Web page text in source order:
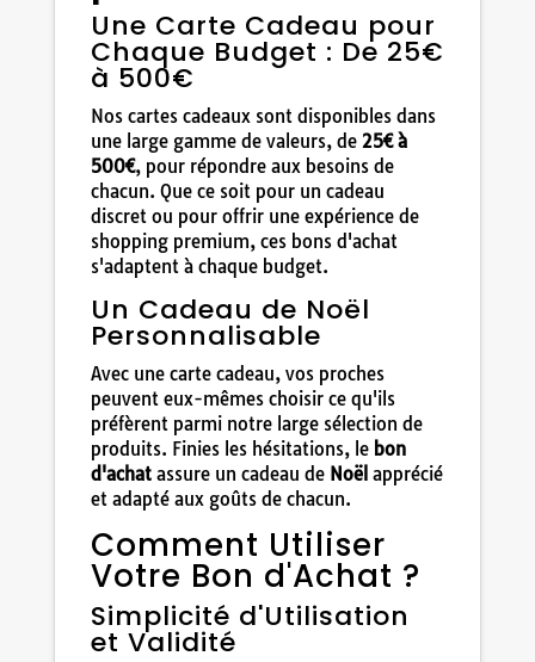
Une Carte Cadeau pour
Chaque Budget : De 25€
à 500€
Nos cartes cadeaux sont disponibles dans
une large gamme de valeurs, de 25€ à
500€, pour répondre aux besoins de
chacun. Que ce soit pour un cadeau
discret ou pour offrir une expérience de
shopping premium, ces bons d'achat
s'adaptent à chaque budget.
Un Cadeau de Noël
Personnalisable
Avec une carte cadeau, vos proches
peuvent eux-mêmes choisir ce qu'ils
préfèrent parmi notre large sélection de
produits. Finies les hésitations, le bon
d'achatassure un cadeau de Noël apprécié
et adapté aux goûts de chacun.
Comment Utiliser
Votre Bon d'Achat ?
Simplicité d'Utilisation
et Validité